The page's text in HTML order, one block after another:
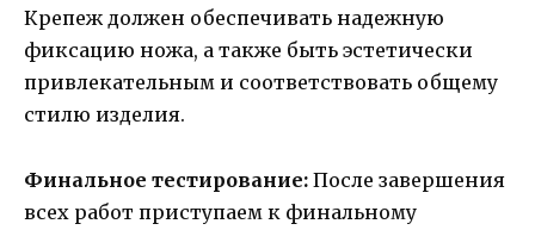
Крепеж должен обеспечивать надежную
фиксацию ножа, а также быть эстетически
привлекательным и соответствовать общему
стилю изделия.
Финальное тестирование: После завершения
всех работ приступаем к финальному